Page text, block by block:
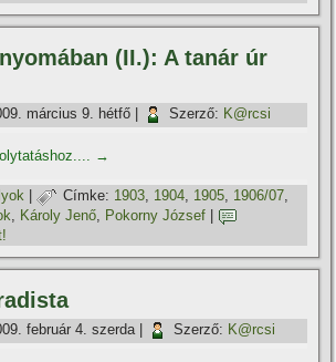
(II.): A tanár úr
március 9. hétfő Szerző: K@rcsi
→
| Címke: 1903, 1904, 1905, 1906/07,
, Károly Jenő, Pokorny József
február 4. szerda| Szerző: K@rcsi